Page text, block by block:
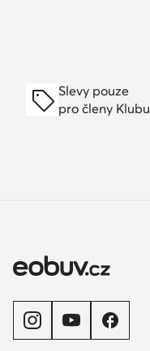
Slevy pouze
pro členy Klubu